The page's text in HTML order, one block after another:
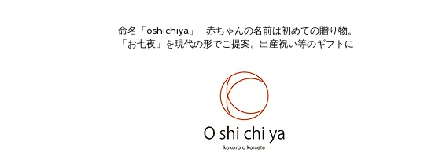
命名「oshichiya」—赤ちゃんの名前は初めての贈り物。
「お七夜」を現代の形でご提案。出産祝い等のギフトに